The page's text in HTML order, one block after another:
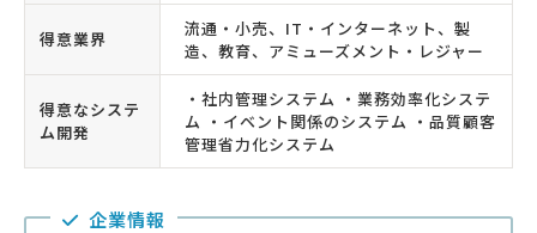
得意業界
流通・小売、IT・インターネット、製
造、教育、アミューズメント・レジャー
得意なシステ
ム開発
・社内管理システム ・業務効率化システ
ム ・イベント関係のシステム ・品質顧客
管理省力化システム
企業情報